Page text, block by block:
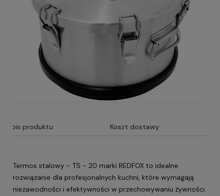
Opis produktu Koszt dostawy
Termos stalowy - TS - 20 marki REDFOX to idealne
rozwiązanie dla profesjonalnych kuchni, które wymagają
niezawodności i efektywności w przechowywaniu żywności.